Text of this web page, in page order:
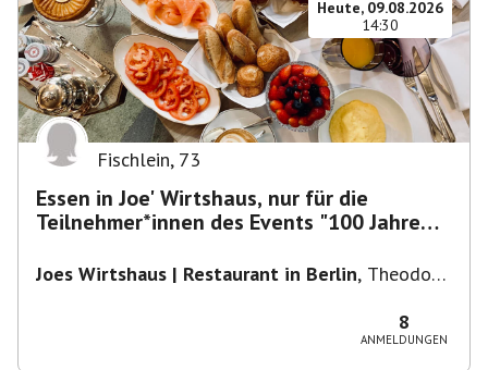
Heute, 09.08.2026
14:30
Fischlein, 73
Essen in Joe' Wirtshaus, nur für die
Teilnehmer*innen des Events "100 Jahre
Joes Wirtshaus | Restaurant in Berlin, Theodor-
8
ANMELDUNGEN